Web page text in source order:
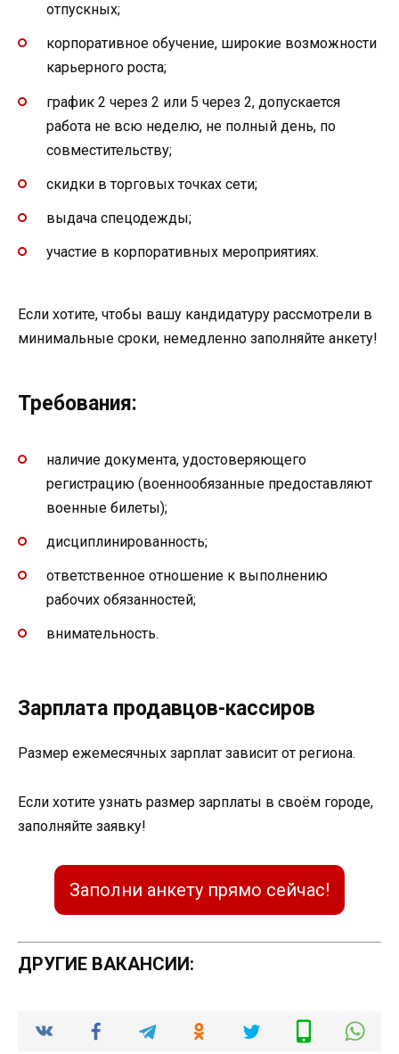
отпускных;
корпоративное обучение, широкие возможности
карьерного роста;
график 2 через 2 или 5 через 2, допускается
работа не всю неделю, не полный день, по
совместительству;
скидки в торговых точках сети;
выдача спецодежды;
участие в корпоративных мероприятиях.
Если хотите, чтобы вашу кандидатуру рассмотрели в
минимальные сроки, немедленно заполняйте анкету!
Требования:
наличие документа, удостоверяющего
регистрацию (военнообязанные предоставляют
военные билеты);
дисциплинированность;
ответственное отношение к выполнению
рабочих обязанностей;
внимательность.
Зарплата продавцов-кассиров
Размер ежемесячных зарплат зависит от региона.
Если хотите узнать размер зарплаты в своём городе,
заполняйте заявку!
Заполни анкету прямо сейчас!
ДРУГИЕ ВАКАНСИИ: